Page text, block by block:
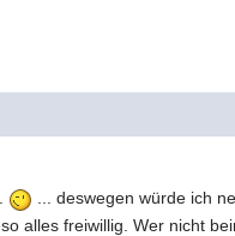
... deswegen würde ich
alles freiwillig. Wer nicht